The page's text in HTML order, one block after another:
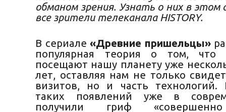
обманом зрения. Узнать о них в этом
все зрители телеканала HISTORY.
В сериале «Древние пришельцы»
популярная теория о том, что
посещают нашу планету уже
лет, оставляя нам не только
визитов, но и часть технологий.
таких появлений уже в
получили гриф